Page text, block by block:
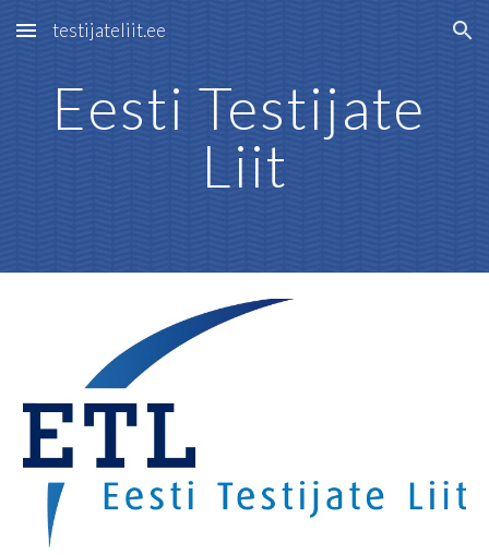
Skip to main content Skip to navigation
testijateliit.ee
Eesti Testijate
Liit